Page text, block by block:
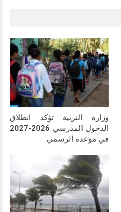
وزارة التربية تؤكد انطلاق
الدخول المدرسي 2026-2027
في موعده الرسمي